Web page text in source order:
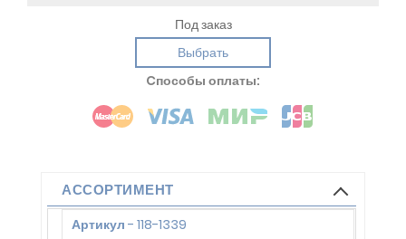
Под заказ
Выбрать
Cпособы оплаты:
АССОРТИМЕНТ
Артикул - 118-1339